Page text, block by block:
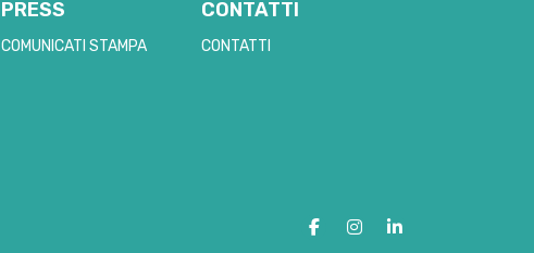
PRESS
COMUNICATI STAMPA
CONTATTI
CONTATTI